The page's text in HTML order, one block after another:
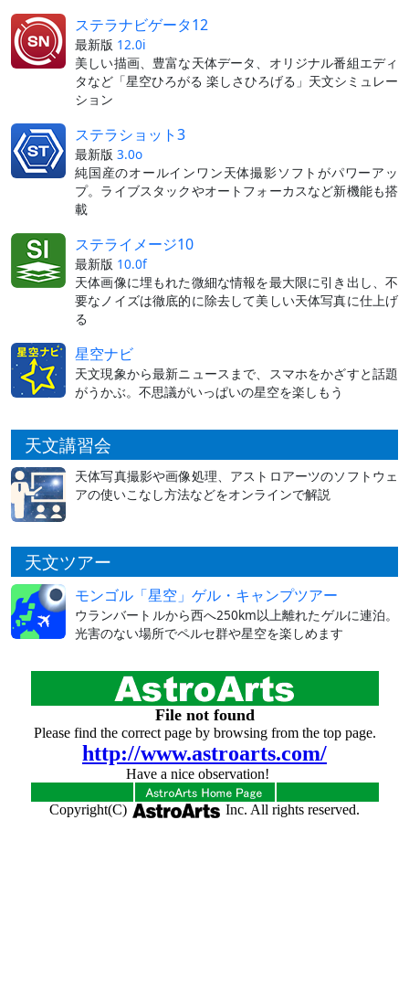
ステラナビゲータ12
最新版 12.0i
美しい描画、豊富な天体データ、オリジナル番組エディ
タなど「星空ひろがる 楽しさひろげる」天文シミュレー
ション
ステラショット3
最新版 3.0o
純国産のオールインワン天体撮影ソフトがパワーアッ
プ。ライブスタックやオートフォーカスなど新機能も搭
載
ステライメージ10
最新版 10.0f
天体画像に埋もれた微細な情報を最大限に引き出し、不
要なノイズは徹底的に除去して美しい天体写真に仕上げ
る
星空ナビ
天文現象から最新ニュースまで、スマホをかざすと話題
がうかぶ。不思議がいっぱいの星空を楽しもう
天文講習会
天体写真撮影や画像処理、アストロアーツのソフトウェ
アの使いこなし方法などをオンラインで解説
天文ツアー
モンゴル「星空」ゲル・キャンプツアー
ウランバートルから西へ250km以上離れたゲルに連泊。
光害のない場所でペルセ群や星空を楽しめます